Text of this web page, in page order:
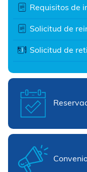
Requisitos de
Solicitud de
Solicitud de